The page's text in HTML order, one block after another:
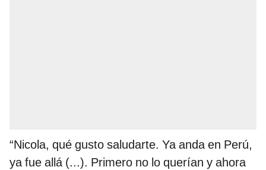
“Nicola, qué gusto saludarte. Ya anda en Perú,
ya fue allá (...). Primero no lo querían y ahora